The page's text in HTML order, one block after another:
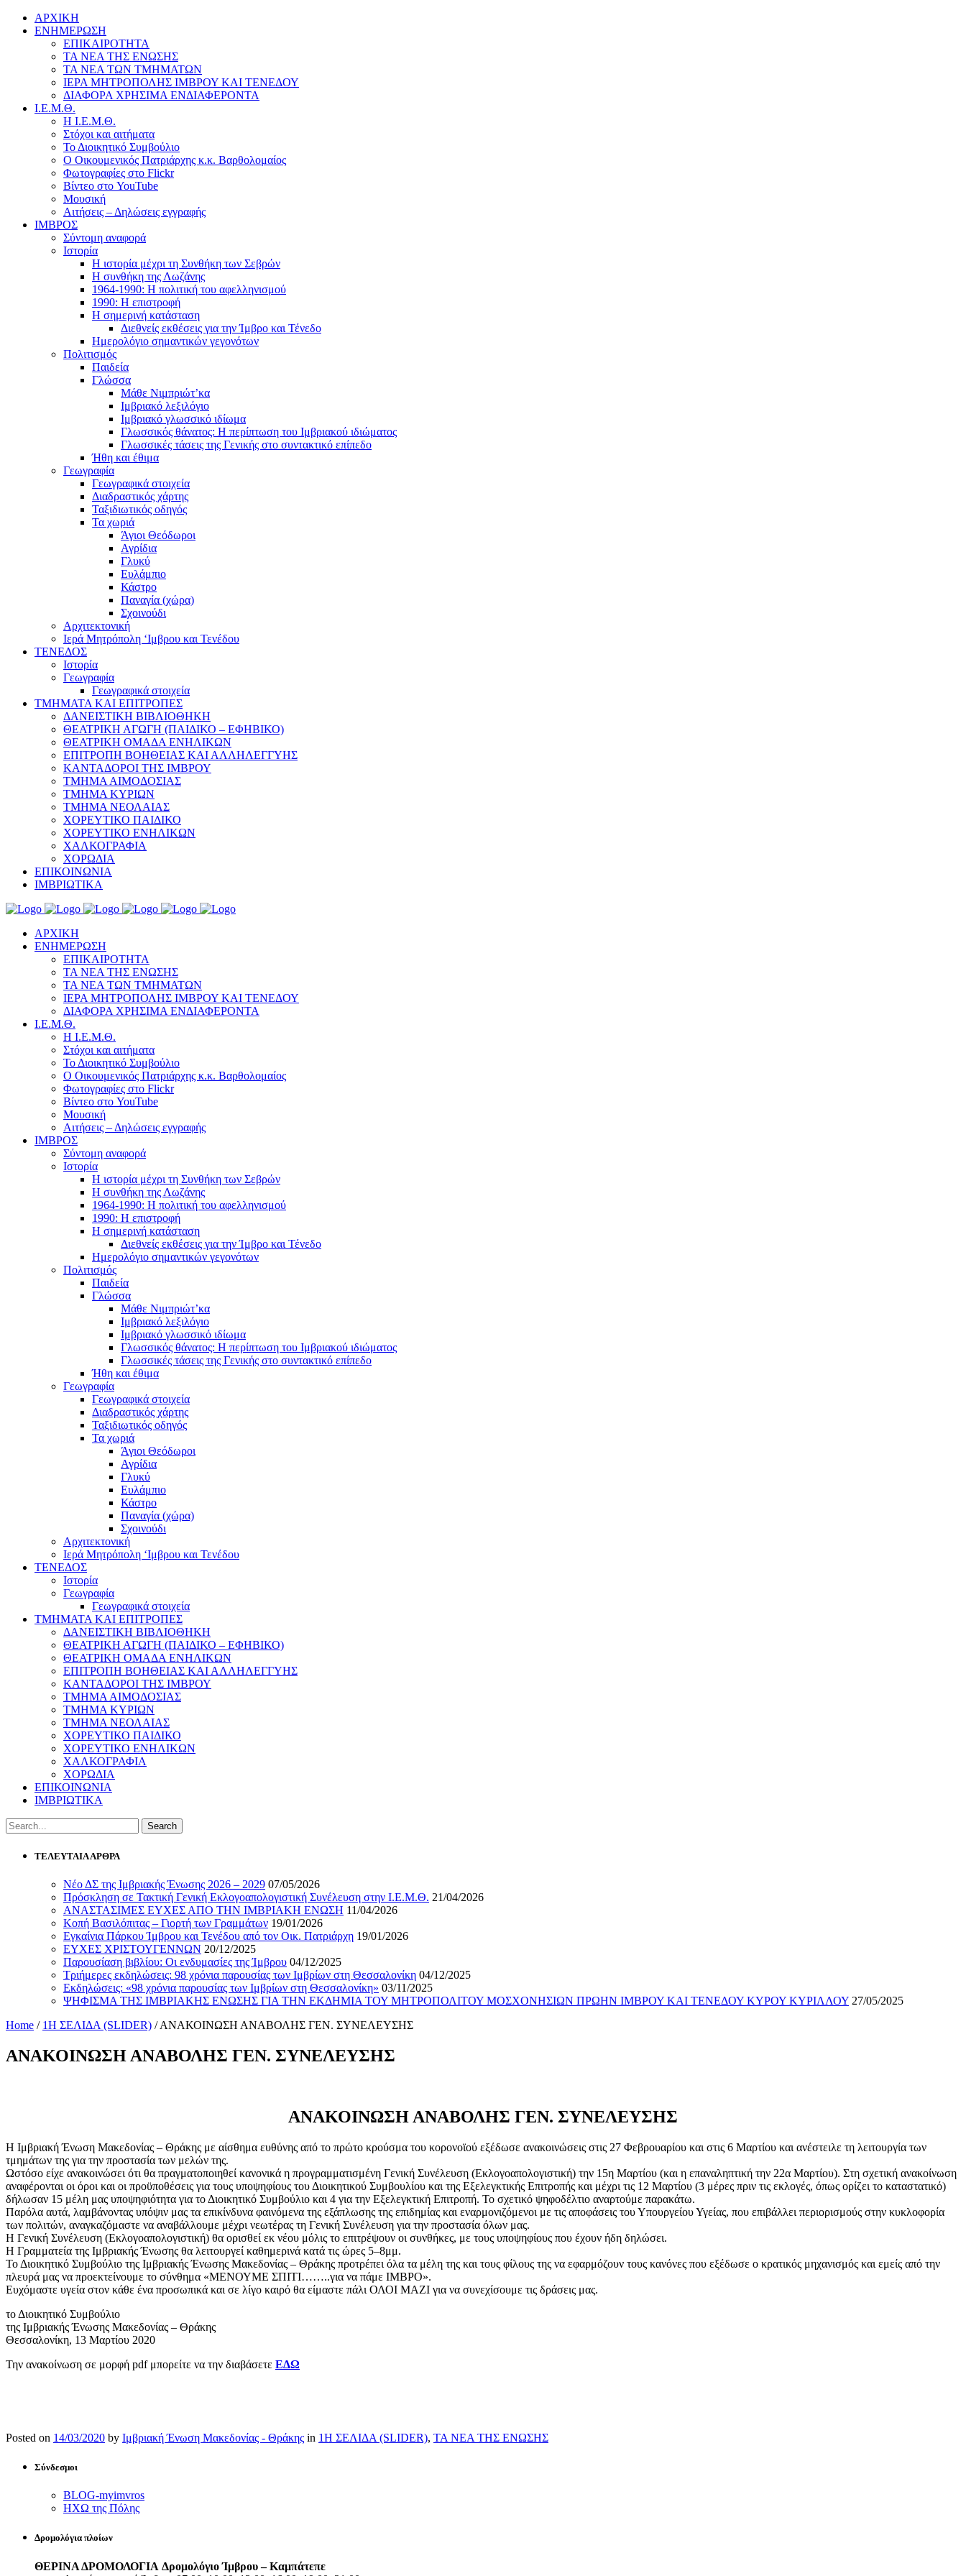
ΑΡΧΙΚΗ
ΕΝΗΜΕΡΩΣΗ
ΕΠΙΚΑΙΡΟΤΗΤΑ
ΤΑ ΝΕΑ ΤΗΣ ΕΝΩΣΗΣ
ΤΑ ΝΕΑ ΤΩΝ ΤΜΗΜΑΤΩΝ
ΙΕΡΑ ΜΗΤΡΟΠΟΛΗΣ ΙΜΒΡΟΥ ΚΑΙ ΤΕΝΕΔΟΥ
ΔΙΑΦΟΡΑ ΧΡΗΣΙΜΑ ΕΝΔΙΑΦΕΡΟΝΤΑ
Ι.Ε.Μ.Θ.
Η Ι.Ε.Μ.Θ.
Στόχοι και αιτήματα
Το Διοικητικό Συμβούλιο
Ο Οικουμενικός Πατριάρχης κ.κ. Βαρθολομαίος
Φωτογραφίες στο Flickr
Βίντεο στο YouTube
Μουσική
Αιτήσεις – Δηλώσεις εγγραφής
ΙΜΒΡΟΣ
Σύντομη αναφορά
Ιστορία
Η ιστορία μέχρι τη Συνθήκη των Σεβρών
Η συνθήκη της Λωζάνης
1964-1990: Η πολιτική του αφελληνισμού
1990: Η επιστροφή
Η σημερινή κατάσταση
Διεθνείς εκθέσεις για την Ίμβρο και Τένεδο
Ημερολόγιο σημαντικών γεγονότων
Πολιτισμός
Παιδεία
Γλώσσα
Μάθε Νιμπριώτ’κα
Ιμβριακό λεξιλόγιο
Ιμβριακό γλωσσικό ιδίωμα
Γλωσσικός θάνατος: Η περίπτωση του Ιμβριακού ιδιώματος
Γλωσσικές τάσεις της Γενικής στο συντακτικό επίπεδο
Ήθη και έθιμα
Γεωγραφία
Γεωγραφικά στοιχεία
Διαδραστικός χάρτης
Ταξιδιωτικός οδηγός
Τα χωριά
Άγιοι Θεόδωροι
Αγρίδια
Γλυκύ
Ευλάμπιο
Κάστρο
Παναγία (χώρα)
Σχοινούδι
Αρχιτεκτονική
Ιερά Μητρόπολη ‘Ιμβρου και Τενέδου
ΤΕΝΕΔΟΣ
Ιστορία
Γεωγραφία
Γεωγραφικά στοιχεία
ΤΜΗΜΑΤΑ ΚΑΙ ΕΠΙΤΡΟΠΕΣ
ΔΑΝΕΙΣΤΙΚΗ ΒΙΒΛΙΟΘΗΚΗ
ΘΕΑΤΡΙΚΗ ΑΓΩΓΗ (ΠΑΙΔΙΚΟ – ΕΦΗΒΙΚΟ)
ΘΕΑΤΡΙΚΗ ΟΜΑΔΑ ΕΝΗΛΙΚΩΝ
ΕΠΙΤΡΟΠΗ ΒΟΗΘΕΙΑΣ ΚΑΙ ΑΛΛΗΛΕΓΓΥΗΣ
ΚΑΝΤΑΔΟΡΟΙ ΤΗΣ ΙΜΒΡΟΥ
ΤΜΗΜΑ ΑΙΜΟΔΟΣΙΑΣ
ΤΜΗΜΑ ΚΥΡΙΩΝ
ΤΜΗΜΑ ΝΕΟΛΑΙΑΣ
ΧΟΡΕΥΤΙΚΟ ΠΑΙΔΙΚΟ
ΧΟΡΕΥΤΙΚΟ ΕΝΗΛΙΚΩΝ
ΧΑΛΚΟΓΡΑΦΙΑ
ΧΟΡΩΔΙΑ
ΕΠΙΚΟΙΝΩΝΙΑ
ΙΜΒΡΙΩΤΙΚΑ
ΑΡΧΙΚΗ
ΕΝΗΜΕΡΩΣΗ
ΕΠΙΚΑΙΡΟΤΗΤΑ
ΤΑ ΝΕΑ ΤΗΣ ΕΝΩΣΗΣ
ΤΑ ΝΕΑ ΤΩΝ ΤΜΗΜΑΤΩΝ
ΙΕΡΑ ΜΗΤΡΟΠΟΛΗΣ ΙΜΒΡΟΥ ΚΑΙ ΤΕΝΕΔΟΥ
ΔΙΑΦΟΡΑ ΧΡΗΣΙΜΑ ΕΝΔΙΑΦΕΡΟΝΤΑ
Ι.Ε.Μ.Θ.
Η Ι.Ε.Μ.Θ.
Στόχοι και αιτήματα
Το Διοικητικό Συμβούλιο
Ο Οικουμενικός Πατριάρχης κ.κ. Βαρθολομαίος
Φωτογραφίες στο Flickr
Βίντεο στο YouTube
Μουσική
Αιτήσεις – Δηλώσεις εγγραφής
ΙΜΒΡΟΣ
Σύντομη αναφορά
Ιστορία
Η ιστορία μέχρι τη Συνθήκη των Σεβρών
Η συνθήκη της Λωζάνης
1964-1990: Η πολιτική του αφελληνισμού
1990: Η επιστροφή
Η σημερινή κατάσταση
Διεθνείς εκθέσεις για την Ίμβρο και Τένεδο
Ημερολόγιο σημαντικών γεγονότων
Πολιτισμός
Παιδεία
Γλώσσα
Μάθε Νιμπριώτ’κα
Ιμβριακό λεξιλόγιο
Ιμβριακό γλωσσικό ιδίωμα
Γλωσσικός θάνατος: Η περίπτωση του Ιμβριακού ιδιώματος
Γλωσσικές τάσεις της Γενικής στο συντακτικό επίπεδο
Ήθη και έθιμα
Γεωγραφία
Γεωγραφικά στοιχεία
Διαδραστικός χάρτης
Ταξιδιωτικός οδηγός
Τα χωριά
Άγιοι Θεόδωροι
Αγρίδια
Γλυκύ
Ευλάμπιο
Κάστρο
Παναγία (χώρα)
Σχοινούδι
Αρχιτεκτονική
Ιερά Μητρόπολη ‘Ιμβρου και Τενέδου
ΤΕΝΕΔΟΣ
Ιστορία
Γεωγραφία
Γεωγραφικά στοιχεία
ΤΜΗΜΑΤΑ ΚΑΙ ΕΠΙΤΡΟΠΕΣ
ΔΑΝΕΙΣΤΙΚΗ ΒΙΒΛΙΟΘΗΚΗ
ΘΕΑΤΡΙΚΗ ΑΓΩΓΗ (ΠΑΙΔΙΚΟ – ΕΦΗΒΙΚΟ)
ΘΕΑΤΡΙΚΗ ΟΜΑΔΑ ΕΝΗΛΙΚΩΝ
ΕΠΙΤΡΟΠΗ ΒΟΗΘΕΙΑΣ ΚΑΙ ΑΛΛΗΛΕΓΓΥΗΣ
ΚΑΝΤΑΔΟΡΟΙ ΤΗΣ ΙΜΒΡΟΥ
ΤΜΗΜΑ ΑΙΜΟΔΟΣΙΑΣ
ΤΜΗΜΑ ΚΥΡΙΩΝ
ΤΜΗΜΑ ΝΕΟΛΑΙΑΣ
ΧΟΡΕΥΤΙΚΟ ΠΑΙΔΙΚΟ
ΧΟΡΕΥΤΙΚΟ ΕΝΗΛΙΚΩΝ
ΧΑΛΚΟΓΡΑΦΙΑ
ΧΟΡΩΔΙΑ
ΕΠΙΚΟΙΝΩΝΙΑ
ΙΜΒΡΙΩΤΙΚΑ
ΤΕΛΕΥΤΑΙΑ ΑΡΘΡΑ
Νέο ΔΣ της Ιμβριακής Ένωσης 2026 – 2029 07/05/2026
Πρόσκληση σε Τακτική Γενική Εκλογοαπολογιστική Συνέλευση στην Ι.Ε.Μ.Θ. 21/04/2026
ΑΝΑΣΤΑΣΙΜΕΣ ΕΥΧΕΣ ΑΠΟ ΤΗΝ ΙΜΒΡΙΑΚΗ ΕΝΩΣΗ 11/04/2026
Κοπή Βασιλόπιτας – Γιορτή των Γραμμάτων 19/01/2026
Εγκαίνια Πάρκου Ίμβρου και Τενέδου από τον Οικ. Πατριάρχη 19/01/2026
ΕΥΧΕΣ ΧΡΙΣΤΟΥΓΕΝΝΩΝ 20/12/2025
Παρουσίαση βιβλίου: Οι ενδυμασίες της Ίμβρου 04/12/2025
Τριήμερες εκδηλώσεις: 98 χρόνια παρουσίας των Ιμβρίων στη Θεσσαλονίκη 04/12/2025
Εκδηλώσεις: «98 χρόνια παρουσίας των Ιμβρίων στη Θεσσαλονίκη» 03/11/2025
ΨΗΦΙΣΜΑ ΤΗΣ ΙΜΒΡΙΑΚΗΣ ΕΝΩΣΗΣ ΓΙΑ ΤΗΝ ΕΚΔΗΜΙΑ ΤΟΥ ΜΗΤΡΟΠΟΛΙΤΟΥ ΜΟΣΧΟΝΗΣΙΩΝ ΠΡΩΗΝ ΙΜΒΡΟΥ ΚΑΙ ΤΕΝΕΔΟΥ ΚΥΡΟΥ ΚΥΡΙΛΛΟΥ 27/05/2025
Home / 1Η ΣΕΛΙΔΑ (SLIDER) /ΑΝΑΚΟΙΝΩΣΗ ΑΝΑΒΟΛΗΣ ΓΕΝ. ΣΥΝΕΛΕΥΣΗΣ
ΑΝΑΚΟΙΝΩΣΗ ΑΝΑΒΟΛΗΣ ΓΕΝ. ΣΥΝΕΛΕΥΣΗΣ
ΑΝΑΚΟΙΝΩΣΗ ΑΝΑΒΟΛΗΣ ΓΕΝ. ΣΥΝΕΛΕΥΣΗΣ
Η Ιμβριακή Ένωση Μακεδονίας – Θράκης με αίσθημα ευθύνης από το πρώτο κρούσμα του κορονοϊού εξέδωσε ανακοινώσεις στις 27 Φεβρουαρίου και στις 6 Μαρτίου και ανέστειλε τη λειτουργία των
τμημάτων της για την προστασία των μελών της.
Ωστόσο είχε ανακοινώσει ότι θα πραγματοποιηθεί κανονικά η προγραμματισμένη Γενική Συνέλευση (Εκλογοαπολογιστική) την 15η Μαρτίου (και η επαναληπτική την 22α Μαρτίου). Στη σχετική ανακοίνωση
αναφέρονται οι όροι και οι προϋποθέσεις για τους υποψηφίους του Διοικητικού Συμβουλίου και της Εξελεγκτικής Επιτροπής και μέχρι τις 12 Μαρτίου (3 μέρες πριν τις εκλογές, όπως ορίζει το καταστατικό)
δήλωσαν 15 μέλη μας υποψηφιότητα για το Διοικητικό Συμβούλιο και 4 για την Εξελεγκτική Επιτροπή. Το σχετικό ψηφοδέλτιο αναρτούμε παρακάτω.
Παρόλα αυτά, λαμβάνοντας υπόψιν μας τα επικίνδυνα φαινόμενα της εξάπλωσης της επιδημίας και εναρμονιζόμενοι με τις αποφάσεις του Υπουργείου Υγείας, που επιβάλλει περιορισμούς στην κυκλοφορία
των πολιτών, αναγκαζόμαστε να αναβάλλουμε μέχρι νεωτέρας τη Γενική Συνέλευση για την προστασία όλων μας.
Η Γενική Συνέλευση (Εκλογοαπολογιστική) θα ορισθεί εκ νέου μόλις το επιτρέψουν οι συνθήκες, με τους υποψηφίους που έχουν ήδη δηλώσει.
Η Γραμματεία της Ιμβριακής Ένωσης θα λειτουργεί καθημερινά κατά τις ώρες 5–8μμ.
Το Διοικητικό Συμβούλιο της Ιμβριακής Ένωσης Μακεδονίας – Θράκης προτρέπει όλα τα μέλη της και τους φίλους της να εφαρμόζουν τους κανόνες που εξέδωσε ο κρατικός μηχανισμός και εμείς από την
πλευρά μας να προεκτείνουμε το σύνθημα «ΜΕΝΟΥΜΕ ΣΠΙΤΙ……..για να πάμε ΙΜΒΡΟ».
Ευχόμαστε υγεία στον κάθε ένα προσωπικά και σε λίγο καιρό θα είμαστε πάλι ΟΛΟΙ ΜΑΖΙ για να συνεχίσουμε τις δράσεις μας.
το Διοικητικό Συμβούλιο
της Ιμβριακής Ένωσης Μακεδονίας – Θράκης
Θεσσαλονίκη, 13 Μαρτίου 2020
Την ανακοίνωση σε μορφή pdf μπορείτε να την διαβάσετε ΕΔΩ
Posted on 14/03/2020 by Ιμβριακή Ένωση Μακεδονίας - Θράκης in 1Η ΣΕΛΙΔΑ (SLIDER), ΤΑ ΝΕΑ ΤΗΣ ΕΝΩΣΗΣ
Σύνδεσμοι
BLOG-myimvros
ΗΧΩ της Πόλης
Δρομολόγια πλοίων
ΘΕΡΙΝΑ ΔΡΟΜΟΛΟΓΙΑ Δρομολόγιο Ίμβρου – Καμπάτεπε